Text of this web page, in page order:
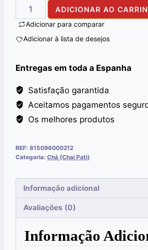
Quantidade
de
DANEDAR
BAGS
80'S
250G
ADICIONAR AO
Adicionar para comparar
Adicionar à lista de desejos
Entregas em toda a Espanha
Satisfação garantida
Aceitamos pagamentos
Os melhores produtos
REF: 815096000212
Categoria: Chá (Chai Pati)
Informação adicional
Avaliações (0)
Informação